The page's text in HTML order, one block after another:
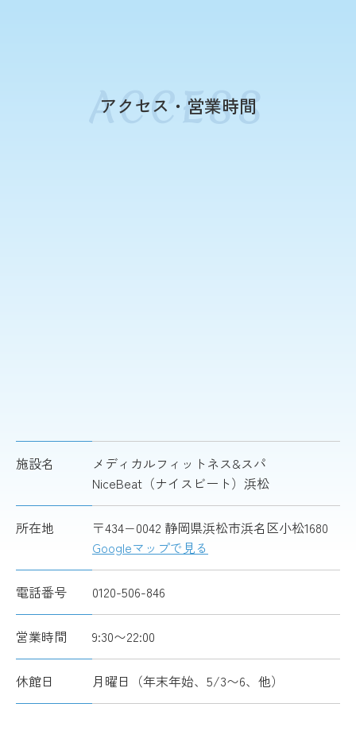
アクセス・営業時間
施設名
メディカルフィットネス&スパ
NiceBeat（ナイスビート）浜松
所在地
〒434−0042 静岡県浜松市浜名区小松1680
Googleマップで見る
電話番号 0120-506-846
営業時間 9:30〜22:00
休館日 月曜日（年末年始、5/3〜6、他）